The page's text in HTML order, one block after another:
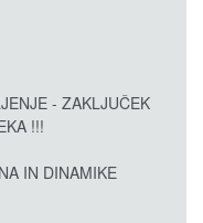
- ZAKLJUČEK
!!!
IN DINAMIKE